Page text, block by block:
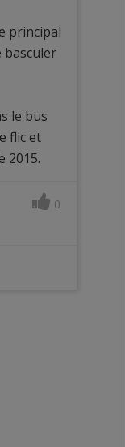
principal
basculer
le bus
flic et
2015.
0